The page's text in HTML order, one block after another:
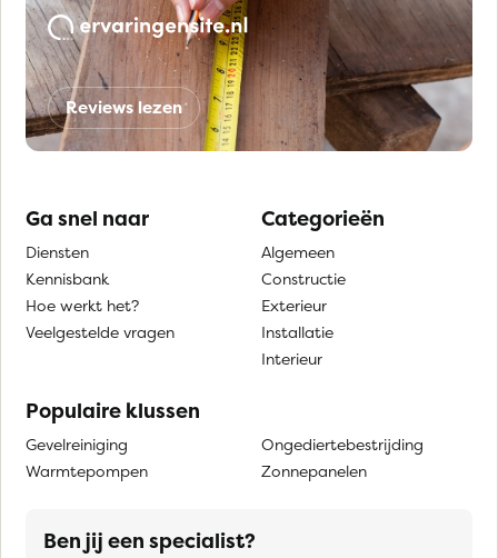
Reviews lezen
Ga snel naar
Diensten
Kennisbank
Hoe werkt het?
Veelgestelde vragen
Categorieën
Algemeen
Constructie
Exterieur
Installatie
Interieur
Populaire klussen
Gevelreiniging
Warmtepompen
Ongediertebestrijding
Zonnepanelen
Ben jij een specialist?